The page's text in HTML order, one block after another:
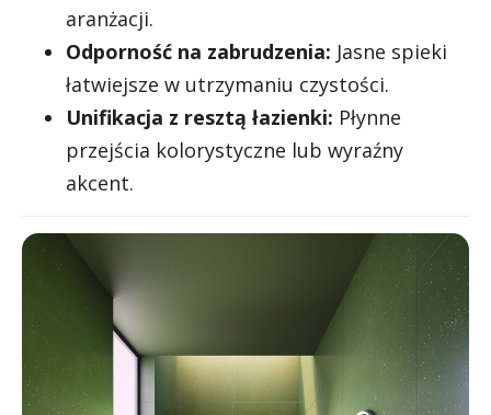
aranżacji.
Odporność na zabrudzenia: Jasne spieki
łatwiejsze w utrzymaniu czystości.
Unifikacja z resztą łazienki: Płynne
przejścia kolorystyczne lub wyraźny
akcent.